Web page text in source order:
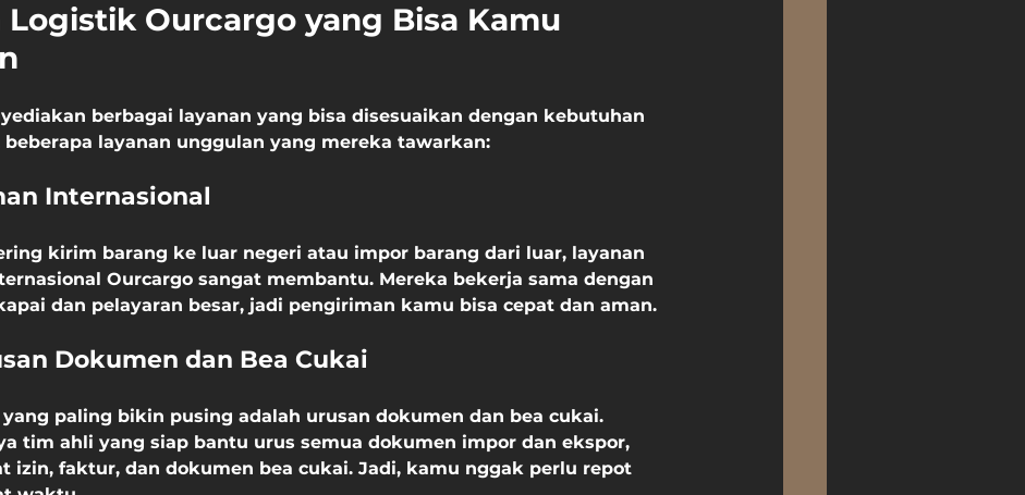
Logistik Ourcargo yang Bisa Kamu
berbagai layanan yang bisa disesuaikan dengan kebutuhan
layanan unggulan yang mereka tawarkan:
Internasional
kirim barang ke luar negeri atau impor barang dari luar, layanan
Ourcargo sangat membantu. Mereka bekerja sama dengan
dan pelayaran besar, jadi pengiriman kamu bisa cepat dan aman.
Dokumen dan Bea Cukai
yang paling bikin pusing adalah urusan dokumen dan bea cukai.
tim ahli yang siap bantu urus semua dokumen impor dan ekspor,
izin, faktur, dan dokumen bea cukai. Jadi, kamu nggak perlu repot